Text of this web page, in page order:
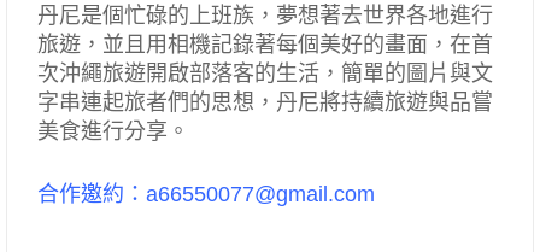
丹尼是個忙碌的上班族，夢想著去世界各地進行
旅遊，並且用相機記錄著每個美好的畫面，在首
次沖繩旅遊開啟部落客的生活，簡單的圖片與文
字串連起旅者們的思想，丹尼將持續旅遊與品嘗
美食進行分享。
合作邀約：a66550077@gmail.com